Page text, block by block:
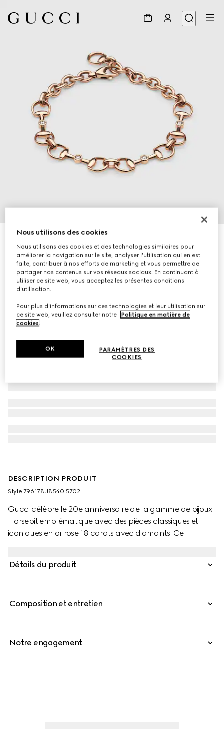
Bracelet Gucci Horsebit diamant or 18k
CHF 4,420
DESCRIPTION PRODUIT
Style ‎796178 J8540 5702
Gucci célèbre le 20e anniversaire de la gamme de bijoux
Horsebit emblématique avec des pièces classiques et
iconiques en or rose 18 carats avec diamants. Ce
Détails du produit
Composition et entretien
Notre engagement
Nous utilisons des cookies
Nous utilisons des cookies et des technologies similaires pour
améliorer la navigation sur le site, analyser l'utilisation qui en est
faite, contribuer à nos efforts de marketing et vous permettre de
partager nos contenus sur vos réseaux sociaux. En continuant à
utiliser ce site web, vous acceptez les présentes conditions
d'utilisation.
Pour plus d'informations sur ces technologies et leur utilisation sur
ce site web, veuillez consulter notre
Politique en matière de
cookies.
PARAMÈTRES DES
COOKIES
OK